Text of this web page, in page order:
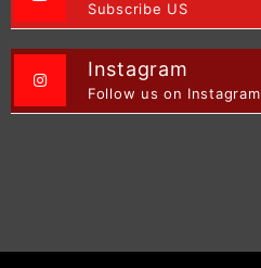
Subscribe US
Instagram
Follow us on Instagram